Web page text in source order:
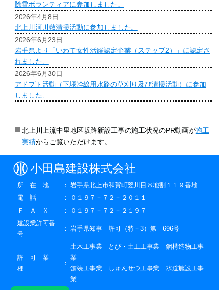
除雪ボランティアに参加しました。
2026年4月8日
北上川河川敷清掃活動に参加しました。
2026年6月23日
岩手県より「いわて女性活躍認定企業（ステップ2）」に認定さ
れました。
2026年6月30日
アドプト活動（下堰幹線用水路の草刈り及び清掃活動）に参加
しました。
北上川上流中里地区坂路新設工事の施工状況のPR動画が施工
実績からご覧いただけます。
小田島建設株式会社
所 在 地 ：
岩手県北上市和賀町竪川目８地割１１９番地
電 話
：
０１９７－７２－２０１１
Ｆ Ａ Ｘ
：
０１９７－７２－２１９７
建設業許可番
号
： 岩手県知事 許可（特－3）第 696号
許 可 業
種
：
土木工事業 とび・土工工事業 鋼構造物工事
業
舗装工事業 しゅんせつ工事業 水道施設工事
業